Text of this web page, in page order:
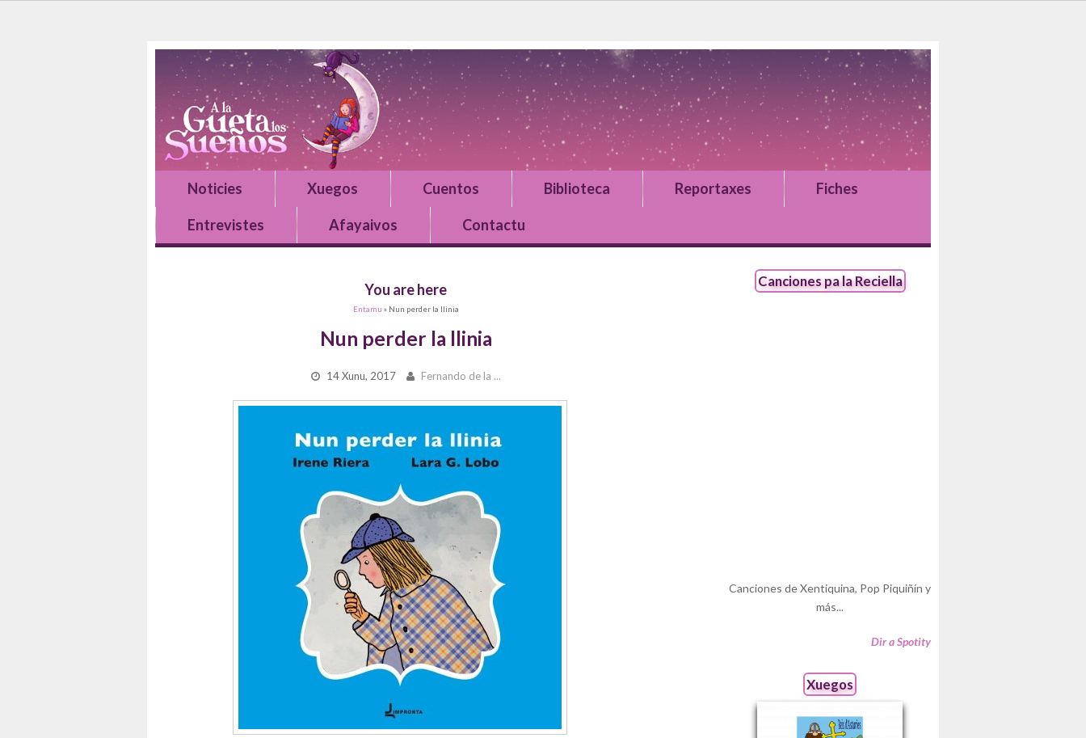
Noticies Xuegos Cuentos Biblioteca Reportaxes Fiches
Entrevistes Afayaivos Contactu
You are here
Entamu » Nun perder la llinia
Nun perder la llinia
14 Xunu, 2017 Fernando de la ...
Canciones pa la Reciella
Canciones de Xentiquina, Pop Piquiñín y
más...
Dir a Spotity
Xuegos